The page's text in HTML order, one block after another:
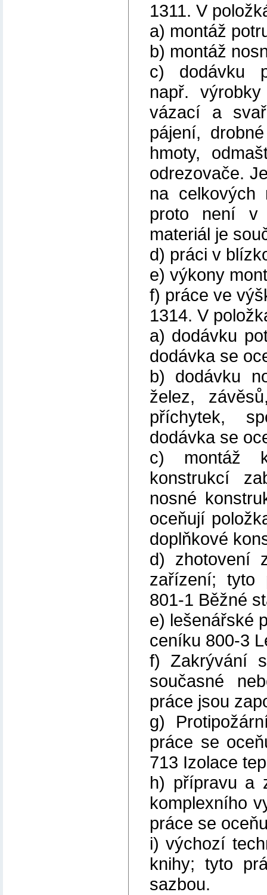
1311. V
a) montáž
b) montáž
c) dodávku
např.
vázací a
pájení,
hmoty,
odrezovače.
na celkových
proto není v
materiál je
d) práci v
e) výkony
f) práce ve
1314. V
a) dodávku
dodávka se
b) dodávku
želez,
příchytek,
dodávka se
c) montáž
konstrukcí
nosné
oceňují
doplňkové
d) zhotovení
zařízení; tyto
801-1 Běžné
e) lešenářské
ceníku 800-3
f) Zakrývání
současné
práce jsou
g)
práce se
713 Izolace
h) přípravu a
komplexního
práce se
i) výchozí
knihy; tyto
sazbou.